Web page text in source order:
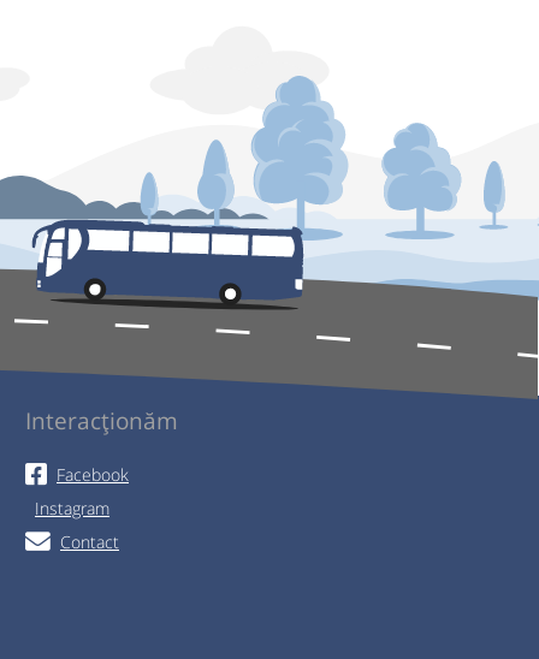
Interacționăm
Facebook
Instagram
Contact